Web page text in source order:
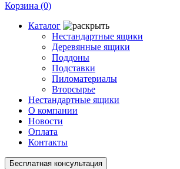
Корзина (0)
Каталог
Нестандартные ящики
Деревянные ящики
Поддоны
Подставки
Пиломатериалы
Вторсырье
Нестандартные ящики
О компании
Новости
Оплата
Контакты